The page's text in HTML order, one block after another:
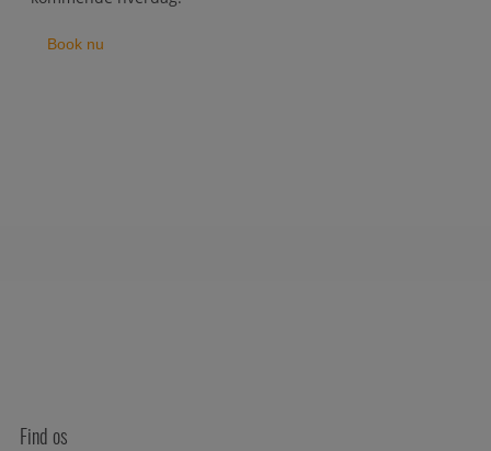
Book nu
Find os